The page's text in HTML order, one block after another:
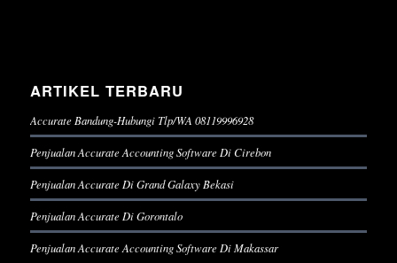
ARTIKEL TERBARU
Accurate Bandung-Hubungi Tlp/WA 08119996928
Penjualan Accurate Accounting Software Di Cirebon
Penjualan Accurate Di Grand Galaxy Bekasi
Penjualan Accurate Di Gorontalo
Penjualan Accurate Accounting Software Di Makassar